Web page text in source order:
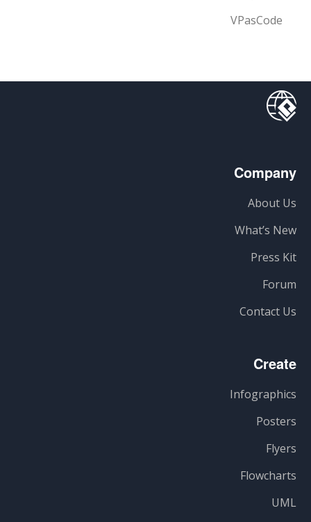
VPasCode
Company
About Us
What’s New
Press Kit
Forum
Contact Us
Create
Infographics
Posters
Flyers
Flowcharts
UML